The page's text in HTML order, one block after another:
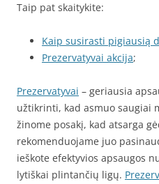
Taip pat skaitykite:
Kaip susirasti pigiausią
Prezervatyvai akcija;
Prezervatyvai – geriausia
užtikrinti, kad asmuo saugiai
žinome posakį, kad atsarga
rekomenduojame juo
ieškote efektyvios apsaugos
lytiškai plintančių ligų.